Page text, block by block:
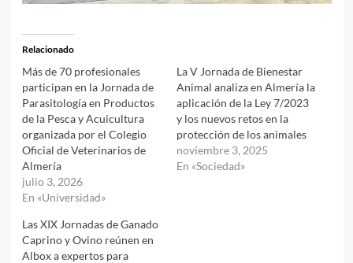
Relacionado
Más de 70 profesionales
participan en la Jornada de
Parasitología en Productos
de la Pesca y Acuicultura
organizada por el Colegio
Oficial de Veterinarios de
Almería
julio 3, 2026
En «Universidad»
La V Jornada de Bienestar
Animal analiza en Almería la
aplicación de la Ley 7/2023
y los nuevos retos en la
protección de los animales
noviembre 3, 2025
En «Sociedad»
Las XIX Jornadas de Ganado
Caprino y Ovino reúnen en
Albox a expertos para